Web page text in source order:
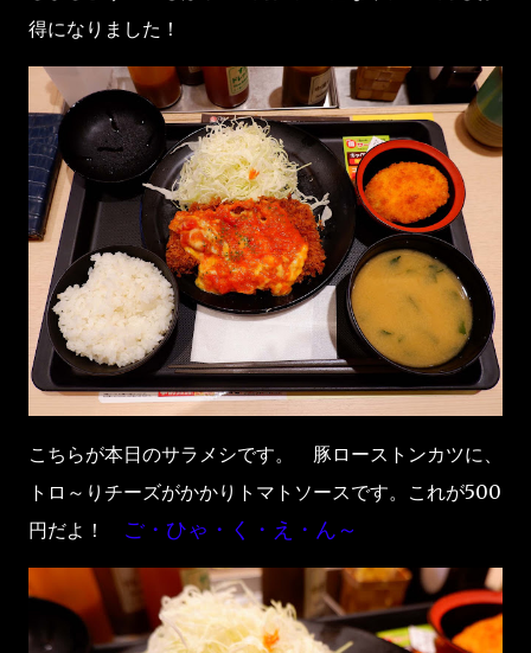
得になりました！
こちらが本日のサラメシです。 豚ローストンカツに、
トロ～りチーズがかかりトマトソースです。これが500
円だよ！ ご・ひゃ・く・え・ん～